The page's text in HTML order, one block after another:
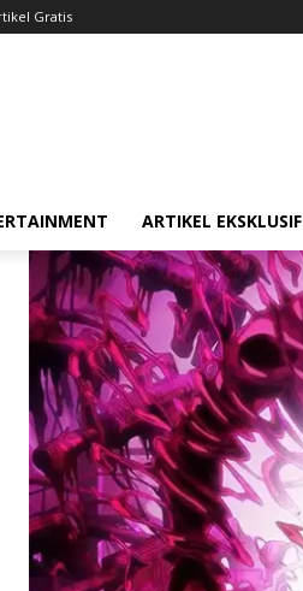
Gratis
ARTIKEL EKSKLUSIF